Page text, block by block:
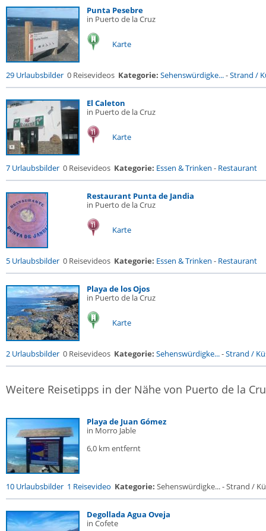
Punta Pesebre
in Puerto de la Cruz
Karte
29 Urlaubsbilder 0 Reisevideos Kategorie: Sehenswürdigke...-Strand /
El Caleton
in Puerto de la Cruz
Karte
7 Urlaubsbilder 0 Reisevideos Kategorie: Essen & Trinken - Restaurant
Restaurant Punta de Jandia
in Puerto de la Cruz
Karte
5 Urlaubsbilder 0 Reisevideos Kategorie: Essen & Trinken - Restaurant
Playa de los Ojos
in Puerto de la Cruz
Karte
2 Urlaubsbilder 0 Reisevideos Kategorie: Sehenswürdigke...-Strand /
Weitere Reisetipps in der Nähe von Puerto de la
Playa de Juan Gómez
in Morro Jable
6,0 km entfernt
10 Urlaubsbilder 1 Reisevideo Kategorie: Sehenswürdigke... - Strand /
Degollada Agua Oveja
in Cofete